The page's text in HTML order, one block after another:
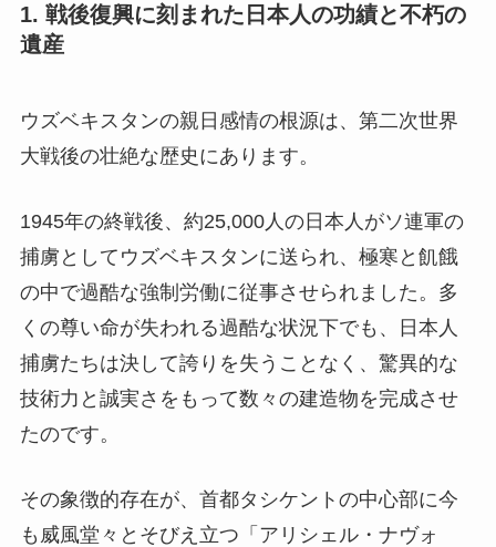
1. 戦後復興に刻まれた日本人の功績と不朽の
遺産
ウズベキスタンの親日感情の根源は、第二次世界
大戦後の壮絶な歴史にあります。
1945年の終戦後、約25,000人の日本人がソ連軍の
捕虜としてウズベキスタンに送られ、極寒と飢餓
の中で過酷な強制労働に従事させられました。多
くの尊い命が失われる過酷な状況下でも、日本人
捕虜たちは決して誇りを失うことなく、驚異的な
技術力と誠実さをもって数々の建造物を完成させ
たのです。
その象徴的存在が、首都タシケントの中心部に今
も威風堂々とそびえ立つ「アリシェル・ナヴォ